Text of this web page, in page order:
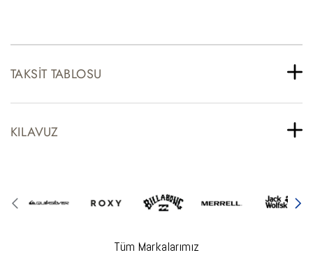
TAKSIT TABLOSU
KILAVUZ
Tüm Markalarımız